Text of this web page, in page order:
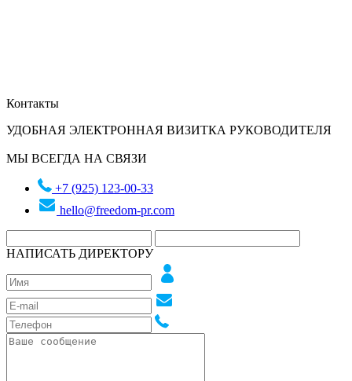
Контакты
УДОБНАЯ ЭЛЕКТРОННАЯ ВИЗИТКА РУКОВОДИТЕЛЯ
МЫ ВСЕГДА НА СВЯЗИ
+7 (925) 123-00-33
hello@freedom-pr.com
НАПИСАТЬ ДИРЕКТОРУ